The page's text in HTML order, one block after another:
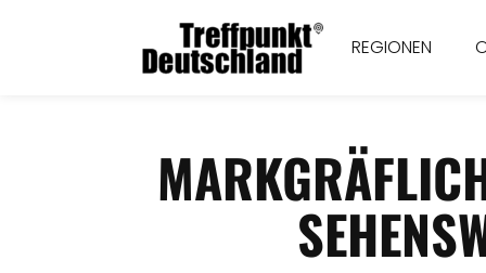
REGIONEN